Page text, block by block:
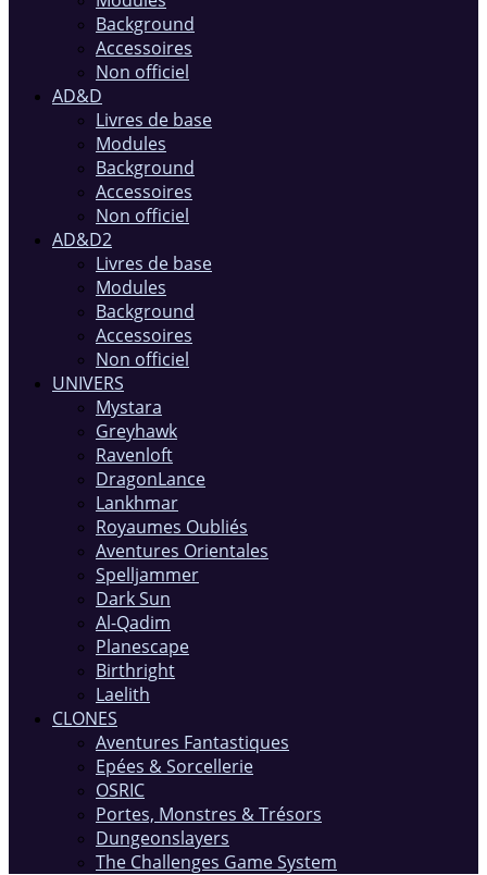
Background
Accessoires
Non officiel
AD&D
Livres de base
Modules
Background
Accessoires
Non officiel
AD&D2
Livres de base
Modules
Background
Accessoires
Non officiel
UNIVERS
Mystara
Greyhawk
Ravenloft
DragonLance
Lankhmar
Royaumes Oubliés
Aventures Orientales
Spelljammer
Dark Sun
Al-Qadim
Planescape
Birthright
Laelith
CLONES
Aventures Fantastiques
Epées & Sorcellerie
OSRIC
Portes, Monstres & Trésors
Dungeonslayers
The Challenges Game System